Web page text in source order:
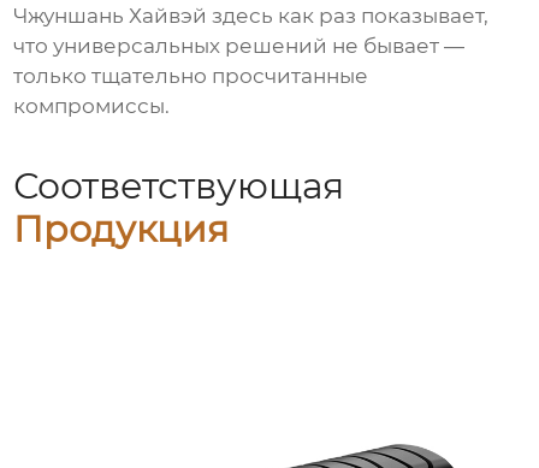
Чжуншань Хайвэй здесь как раз показывает,
что универсальных решений не бывает —
только тщательно просчитанные
компромиссы.
Соответствующая
Продукция